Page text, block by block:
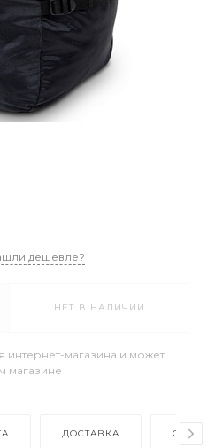
дешевле?
НЕТ В НАЛИЧИИ
интернет-магазина и может
магазине
ДОСТАВКА